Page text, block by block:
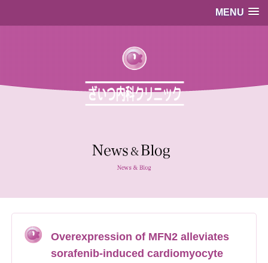
MENU
Overexpression of MFN2 alleviates
sorafenib-induced cardiomyocyte